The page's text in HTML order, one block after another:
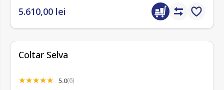
5.610,00 lei
Coltar Selva
5.0(6)